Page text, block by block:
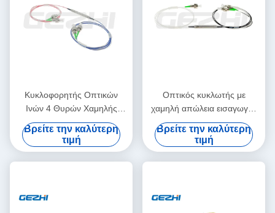
Κυκλοφορητής Οπτικών
Ινών 4 Θυρών Χαμηλής
Απώλειας Εισαγωγής για
Σύστημα CATV με Υψηλή
Απομόνωση
Βρείτε την καλύτερη
τιμή
Οπτικός κυκλωτής με
χαμηλή απώλεια εισαγωγής
3 θύρας με υψηλή
απομόνωση καναλιών και
συμπαγές πακέτο
Βρείτε την καλύτερη
τιμή